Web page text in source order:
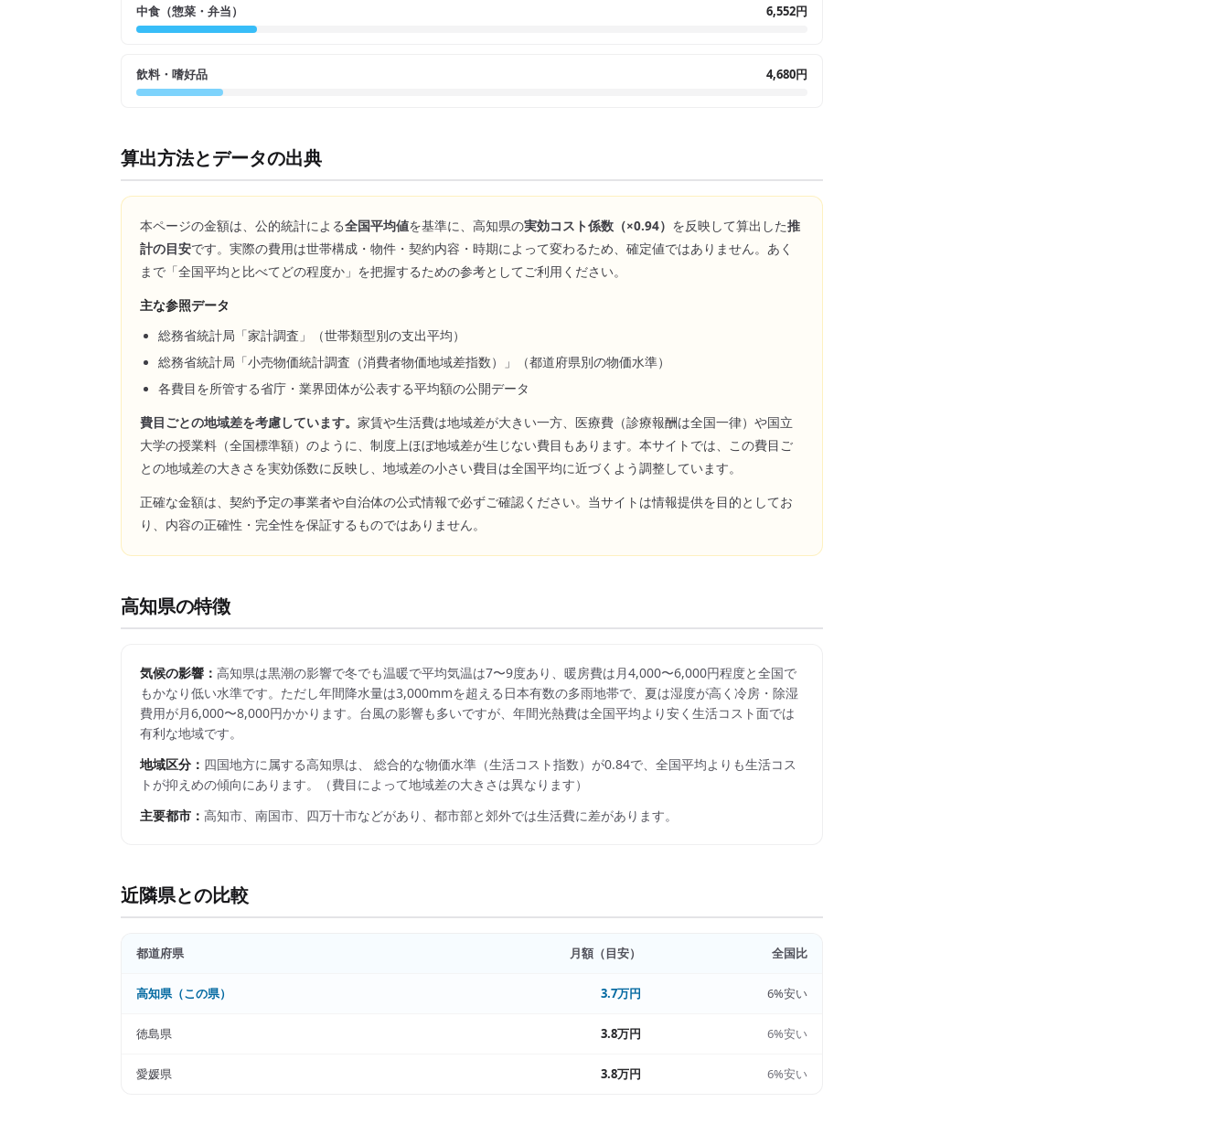
中食（惣菜・弁当） 6,552円
飲料・嗜好品 4,680円
算出方法とデータの出典
本ページの金額は、公的統計による全国平均値を基準に、 高知県の実効コスト係数（×0.94） を反映して算出した推
計の目安です。実際の費用は世帯構成・物件・契約内容・時期によって変わるため、確定値ではありません。あく
まで「全国平均と比べてどの程度か」を把握するための参考としてご利用ください。
主な参照データ
総務省統計局「家計調査」（世帯類型別の支出平均）
総務省統計局「小売物価統計調査（消費者物価地域差指数）」（都道府県別の物価水準）
各費目を所管する省庁・業界団体が公表する平均額の公開データ
費目ごとの地域差を考慮しています。 家賃や生活費は地域差が大きい一方、医療費（診療報酬は全国一律）や国立
大学の授業料（全国標準額）のように、制度上ほぼ地域差が生じない費目もあります。本サイトでは、この費目ご
との地域差の大きさを実効係数に反映し、地域差の小さい費目は全国平均に近づくよう調整しています。
正確な金額は、契約予定の事業者や自治体の公式情報で必ずご確認ください。当サイトは情報提供を目的としてお
り、内容の正確性・完全性を保証するものではありません。
高知県の特徴
気候の影響： 高知県は黒潮の影響で冬でも温暖で平均気温は7〜9度あり、暖房費は月4,000〜6,000円程度と全国で
もかなり低い水準です。ただし年間降水量は3,000mmを超える日本有数の多雨地帯で、夏は湿度が高く冷房・除湿
費用が月6,000〜8,000円かかります。台風の影響も多いですが、年間光熱費は全国平均より安く生活コスト面では
有利な地域です。
地域区分： 四国地方に属する高知県は、 総合的な物価水準（生活コスト指数）が0.84で、 全国平均よりも生活コス
トが抑えめの傾向にあります。
（費目によって地域差の大きさは異なります）
主要都市： 高知市、南国市、四万十市などがあり、都市部と郊外では生活費に差があります。
近隣県との比較
都道府県 月額（目安） 全国比
高知県（この県） 3.7万円 6%安い
徳島県 3.8万円 6%安い
愛媛県 3.8万円 6%安い